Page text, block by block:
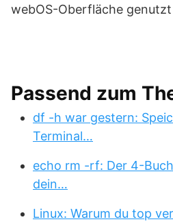
webOS-Oberfläche
Passend zum
df -h war gestern:
Terminal…
echo rm -rf: Der 4-
dein…
Linux: Warum du top